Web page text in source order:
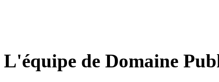
L'équipe de Domaine